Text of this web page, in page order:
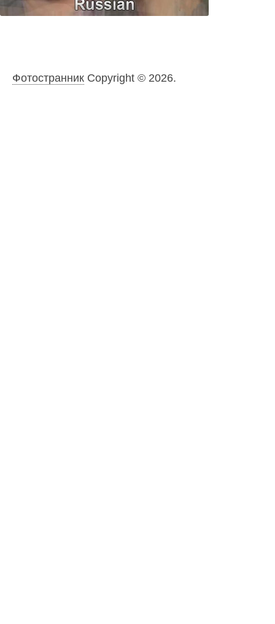
ФотостранникCopyright © 2026.